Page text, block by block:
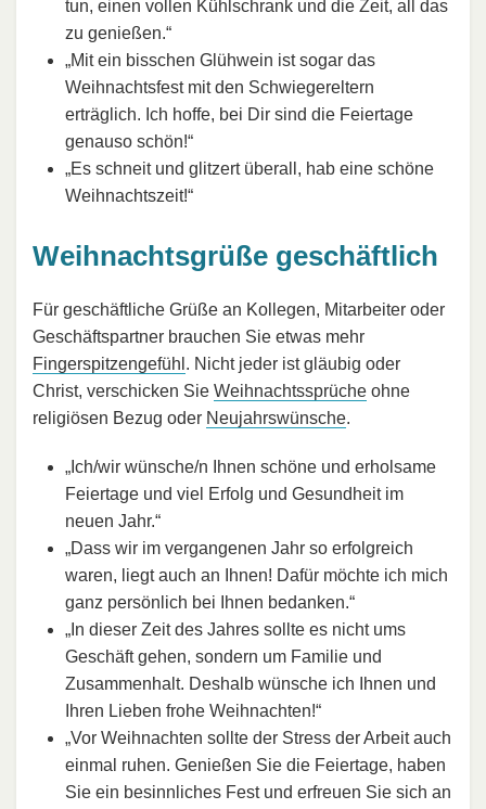
tun, einen vollen Kühlschrank und die Zeit, all das
zu genießen.“
„Mit ein bisschen Glühwein ist sogar das
Weihnachtsfest mit den Schwiegereltern
erträglich. Ich hoffe, bei Dir sind die Feiertage
genauso schön!“
„Es schneit und glitzert überall, hab eine schöne
Weihnachtszeit!“
Weihnachtsgrüße geschäftlich
Für geschäftliche Grüße an Kollegen, Mitarbeiter oder
Geschäftspartner brauchen Sie etwas mehr
Fingerspitzengefühl . Nicht jeder ist gläubig oder
Christ, verschicken Sie Weihnachtssprüche ohne
religiösen Bezug oder Neujahrswünsche.
„Ich/wir wünsche/n Ihnen schöne und erholsame
Feiertage und viel Erfolg und Gesundheit im
neuen Jahr.“
„Dass wir im vergangenen Jahr so erfolgreich
waren, liegt auch an Ihnen! Dafür möchte ich mich
ganz persönlich bei Ihnen bedanken.“
„In dieser Zeit des Jahres sollte es nicht ums
Geschäft gehen, sondern um Familie und
Zusammenhalt. Deshalb wünsche ich Ihnen und
Ihren Lieben frohe Weihnachten!“
„Vor Weihnachten sollte der Stress der Arbeit auch
einmal ruhen. Genießen Sie die Feiertage, haben
Sie ein besinnliches Fest und erfreuen Sie sich an